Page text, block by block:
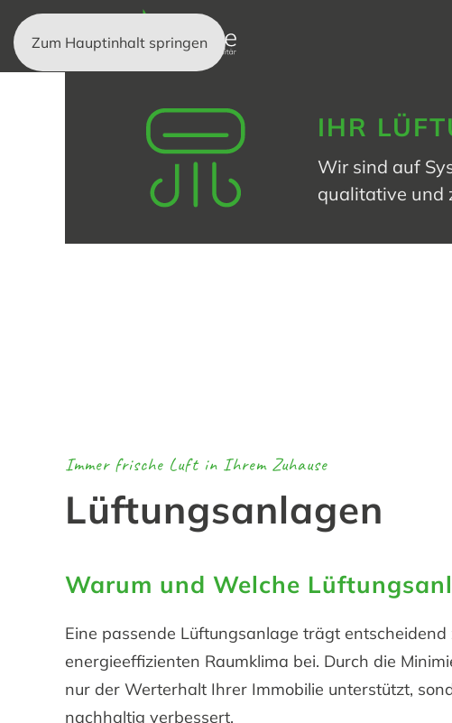
Zum Hauptinhalt springen
IHR
Wir sind auf
qualitative und
Immer frische Luft in Ihrem Zuhause
Lüftungsanlagen
Warum und Welche
Eine passende Lüftungsanlage trägt
energieeffizienten Raumklima bei. Durch die
nur der Werterhalt Ihrer Immobilie unterstützt,
nachhaltig verbessert.